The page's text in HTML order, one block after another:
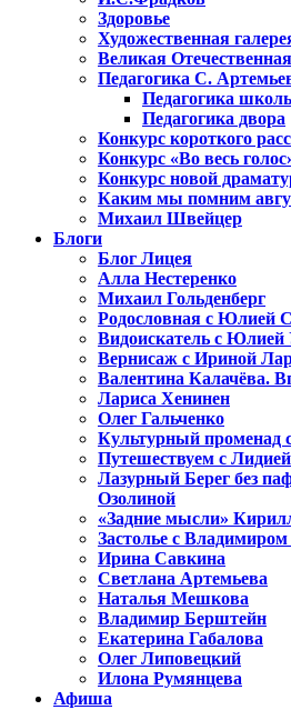
Здоровье
Художественная
Великая
Педагогика С.
Педагогика
Педагогика двора
Конкурс короткого
Конкурс «Во весь
Конкурс новой
Каким мы помним
Михаил Швейцер
Блоги
Блог Лицея
Алла Нестеренко
Михаил Гольденберг
Родословная с Юлией
Видоискатель с
Вернисаж с Ириной
Валентина Калачёва.
Лариса Хенинен
Олег Гальченко
Культурный променад
Путешествуем с
Лазурный Берег без
Озолиной
«Задние мысли»
Застолье с
Ирина Савкина
Светлана Артемьева
Наталья Мешкова
Владимир Берштейн
Екатерина Габалова
Олег Липовецкий
Илона Румянцева
Афиша